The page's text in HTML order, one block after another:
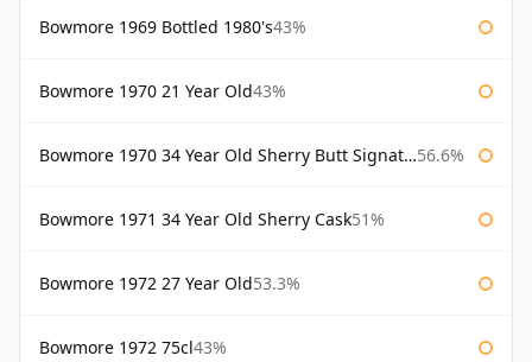
Bowmore 1969 Bottled 1980's43%
Bowmore 1970 21 Year Old43%
Bowmore 1970 34 Year Old Sherry Butt Signatory 56.6%
Bowmore 1971 34 Year Old Sherry Cask51%
Bowmore 1972 27 Year Old53.3%
Bowmore 1972 75cl43%